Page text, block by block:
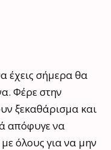
έχεις σήμερα θα
Φέρε στην
ξεκαθάρισμα και
απόφυγε να
με όλους για να μην